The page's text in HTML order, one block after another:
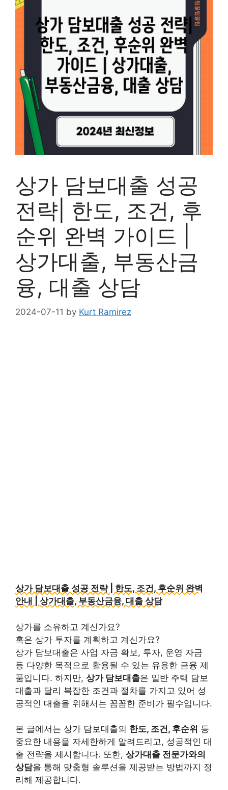
상가 담보대출 성공
전략| 한도, 조건, 후
순위 완벽 가이드 |
상가대출, 부동산금
융, 대출 상담
2024-07-11 by Kurt Ramirez
상가 담보대출 성공 전략 | 한도, 조건, 후순위 완벽
안내 | 상가대출, 부동산금융, 대출 상담
상가를 소유하고 계신가요?
혹은 상가 투자를 계획하고 계신가요?
상가 담보대출은 사업 자금 확보, 투자, 운영 자금
등 다양한 목적으로 활용될 수 있는 유용한 금융 제
품입니다. 하지만, 상가 담보대출은 일반 주택 담보
대출과 달리 복잡한 조건과 절차를 가지고 있어 성
공적인 대출을 위해서는 꼼꼼한 준비가 필수입니다.
본 글에서는 상가 담보대출의 한도, 조건, 후순위 등
중요한 내용을 자세한하게 알려드리고, 성공적인 대
출 전략을 제시합니다. 또한, 상가대출 전문가와의
상담을 통해 맞춤형 솔루션을 제공받는 방법까지 정
리해 제공합니다.